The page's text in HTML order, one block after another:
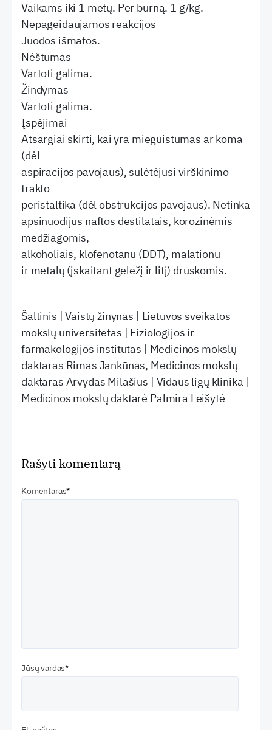
Vaikams iki 1 metų. Per burną. 1 g/kg.
Nepageidaujamos reakcijos
Juodos išmatos.
Nėštumas
Vartoti galima.
Žindymas
Vartoti galima.
Įspėjimai
Atsargiai skirti, kai yra mieguistumas ar koma
(dėl
aspiracijos pavojaus), sulėtėjusi virškinimo
trakto
peristaltika (dėl obstrukcijos pavojaus). Netinka
apsinuodijus naftos destilatais, korozinėmis
medžiagomis,
alkoholiais, klofenotanu (DDT), malationu
ir metalų (įskaitant geležį ir litį) druskomis.
Šaltinis | Vaistų žinynas | Lietuvos sveikatos
mokslų universitetas | Fiziologijos ir
farmakologijos institutas | Medicinos mokslų
daktaras Rimas Jankūnas, Medicinos mokslų
daktaras Arvydas Milašius | Vidaus ligų klinika |
Medicinos mokslų daktarė Palmira Leišytė
Rašyti komentarą
Komentaras
Jūsų vardas